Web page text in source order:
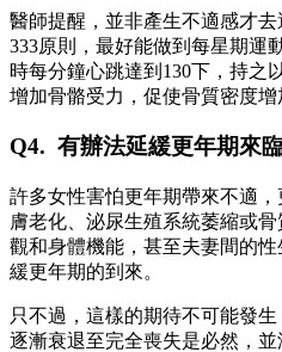
醫師提醒，並非產生不適感才
333原則，最好能做到每星期運
時每分鐘心跳達到130下，持之
增加骨骼受力，促使骨質密度增
Q4. 有辦法延緩更年期來
許多女性害怕更年期帶來不適
膚老化、泌尿生殖系統萎縮或
觀和身體機能，甚至夫妻間的
緩更年期的到來。
只不過，這樣的期待不可能發
逐漸衰退至完全喪失是必然，